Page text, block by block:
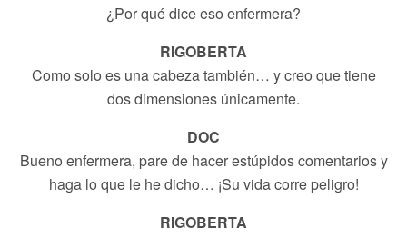
¿Por qué dice eso enfermera?
RIGOBERTA
Como solo es una cabeza también… y creo que tiene
dos dimensiones únicamente.
DOC
Bueno enfermera, pare de hacer estúpidos comentarios y
haga lo que le he dicho… ¡Su vida corre peligro!
RIGOBERTA